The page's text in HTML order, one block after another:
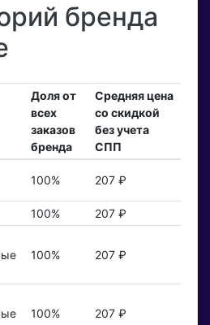
бренда
Доля от
всех
заказов
бренда
Средняя цена
со скидкой
без учета
СПП
100% 207 ₽
100%
207 ₽
100% 207 ₽
100% 207 ₽